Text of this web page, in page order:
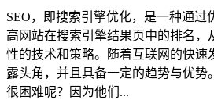
SEO，即搜索引擎优化，是一种通过
高网站在搜索引擎结果页中的排名，
性的技术和策略。随着互联网的快速
露头角，并且具备一定的趋势与优势
很困难呢？因为他们...